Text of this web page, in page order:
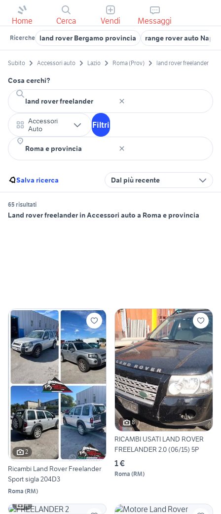
Home Cerca Vendi Messaggi
Ricerche land rover Bergamo provincia range rover auto
Subito Accessori auto Lazio Roma (Prov) land rover freelander
Cosa cerchi?
Accessori
Auto
Filtri
Salva ricerca Dal più recente
65 risultati
Land rover freelander in Accessori auto a Roma e provincia
2
Ricambi Land Rover Freelander
Sport sigla 204D3
Roma (RM)
8
RICAMBI USATI LAND ROVER
FREELANDER 2.0 (06/15) 5P
1 €
Roma (RM)
4